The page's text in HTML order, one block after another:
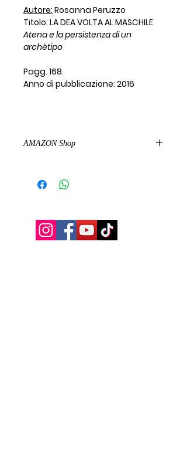
Autore: Rosanna Peruzzo
Titolo: LA DEA VOLTA AL MASCHILE
Atena e la persistenza di un
archètipo
Pagg. 168.
Anno di pubblicazione: 2016
AMAZON Shop